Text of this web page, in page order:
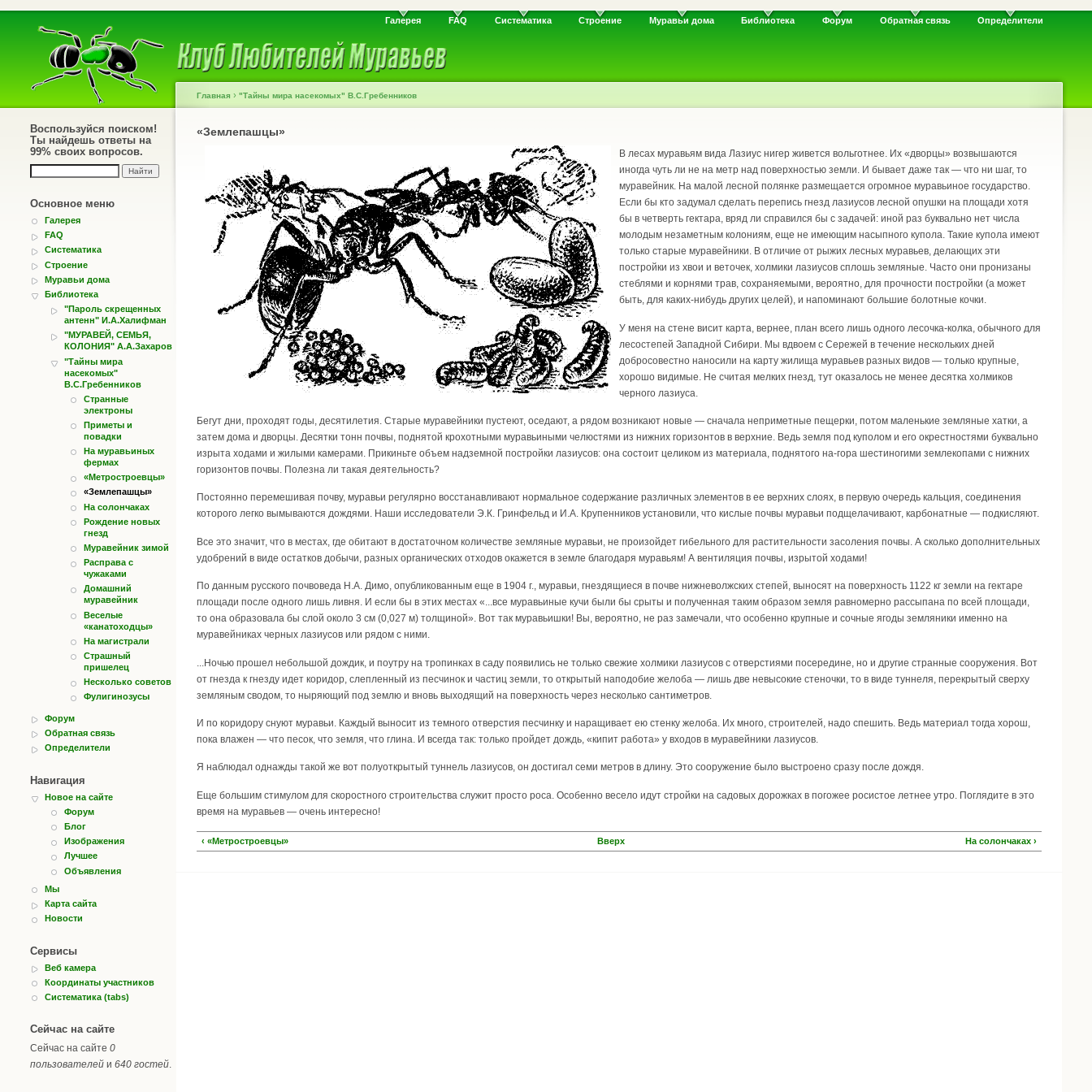
Галерея FAQ Систематика Строение Муравьи дома Библиотека Форум Обратная связь Определители
Воспользуйся поиском!
Ты найдешь ответы на
99% своих вопросов.
Основное меню
Галерея
FAQ
Систематика
Строение
Муравьи дома
Библиотека
"Пароль скрещенных
антенн" И.А.Халифман
"МУРАВЕЙ, СЕМЬЯ,
КОЛОНИЯ" А.А.Захаров
"Тайны мира
насекомых"
В.С.Гребенников
Странные
электроны
Приметы и
повадки
На муравьиных
фермах
«Метростроевцы»
«Землепашцы»
На солончаках
Рождение новых
гнезд
Муравейник зимой
Расправа с
чужаками
Домашний
муравейник
Веселые
«канатоходцы»
На магистрали
Страшный
пришелец
Несколько советов
Фулигинозусы
Форум
Обратная связь
Определители
Навигация
Новое на сайте
Форум
Блог
Изображения
Лучшее
Объявления
Мы
Карта сайта
Новости
Сервисы
Веб камера
Координаты участников
Систематика (tabs)
Сейчас на сайте
Сейчас на сайте 0
пользователей и 640 гостей.
Главная › "Тайны мира насекомых" В.С.Гребенников
«Землепашцы»
В лесах муравьям вида Лазиус нигер живется вольготнее. Их «дворцы» возвышаются
иногда чуть ли не на метр над поверхностью земли. И бывает даже так — что ни шаг, то
муравейник. На малой лесной полянке размещается огромное муравьиное государство.
Если бы кто задумал сделать перепись гнезд лазиусов лесной опушки на площади хотя
бы в четверть гектара, вряд ли справился бы с задачей: иной раз буквально нет числа
молодым незаметным колониям, еще не имеющим насыпного купола. Такие купола имеют
только старые муравейники. В отличие от рыжих лесных муравьев, делающих эти
постройки из хвои и веточек, холмики лазиусов сплошь земляные. Часто они пронизаны
стеблями и корнями трав, сохраняемыми, вероятно, для прочности постройки (а может
быть, для каких-нибудь других целей), и напоминают большие болотные кочки.
У меня на стене висит карта, вернее, план всего лишь одного лесочка-колка, обычного для
лесостепей Западной Сибири. Мы вдвоем с Сережей в течение нескольких дней
добросовестно наносили на карту жилища муравьев разных видов — только крупные,
хорошо видимые. Не считая мелких гнезд, тут оказалось не менее десятка холмиков
черного лазиуса.
Бегут дни, проходят годы, десятилетия. Старые муравейники пустеют, оседают, а рядом возникают новые — сначала неприметные пещерки, потом маленькие земляные хатки, а
затем дома и дворцы. Десятки тонн почвы, поднятой крохотными муравьиными челюстями из нижних горизонтов в верхние. Ведь земля под куполом и его окрестностями буквально
изрыта ходами и жилыми камерами. Прикиньте объем надземной постройки лазиусов: она состоит целиком из материала, поднятого на-гора шестиногими землекопами с нижних
горизонтов почвы. Полезна ли такая деятельность?
Постоянно перемешивая почву, муравьи регулярно восстанавливают нормальное содержание различных элементов в ее верхних слоях, в первую очередь кальция, соединения
которого легко вымываются дождями. Наши исследователи Э.К. Гринфельд и И.А. Крупенников установили, что кислые почвы муравьи подщелачивают, карбонатные — подкисляют.
Все это значит, что в местах, где обитают в достаточном количестве земляные муравьи, не произойдет гибельного для растительности засоления почвы. А сколько дополнительных
удобрений в виде остатков добычи, разных органических отходов окажется в земле благодаря муравьям! А вентиляция почвы, изрытой ходами!
По данным русского почвоведа Н.А. Димо, опубликованным еще в 1904 г., муравьи, гнездящиеся в почве нижневолжских степей, выносят на поверхность 1122 кг земли на гектаре
площади после одного лишь ливня. И если бы в этих местах «...все муравьиные кучи были бы срыты и полученная таким образом земля равномерно рассыпана по всей площади,
то она образовала бы слой около 3 см (0,027 м) толщиной». Вот так муравьишки! Вы, вероятно, не раз замечали, что особенно крупные и сочные ягоды земляники именно на
муравейниках черных лазиусов или рядом с ними.
...Ночью прошел небольшой дождик, и поутру на тропинках в саду появились не только свежие холмики лазиусов с отверстиями посередине, но и другие странные сооружения. Вот
от гнезда к гнезду идет коридор, слепленный из песчинок и частиц земли, то открытый наподобие желоба — лишь две невысокие стеночки, то в виде туннеля, перекрытый сверху
земляным сводом, то ныряющий под землю и вновь выходящий на поверхность через несколько сантиметров.
И по коридору снуют муравьи. Каждый выносит из темного отверстия песчинку и наращивает ею стенку желоба. Их много, строителей, надо спешить. Ведь материал тогда хорош,
пока влажен — что песок, что земля, что глина. И всегда так: только пройдет дождь, «кипит работа» у входов в муравейники лазиусов.
Я наблюдал однажды такой же вот полуоткрытый туннель лазиусов, он достигал семи метров в длину. Это сооружение было выстроено сразу после дождя.
Еще большим стимулом для скоростного строительства служит просто роса. Особенно весело идут стройки на садовых дорожках в погожее росистое летнее утро. Поглядите в это
время на муравьев — очень интересно!
‹ «Метростроевцы» Вверх На солончаках ›